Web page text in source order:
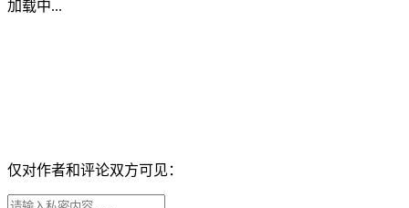
加载中...
仅对作者和评论双方可见：